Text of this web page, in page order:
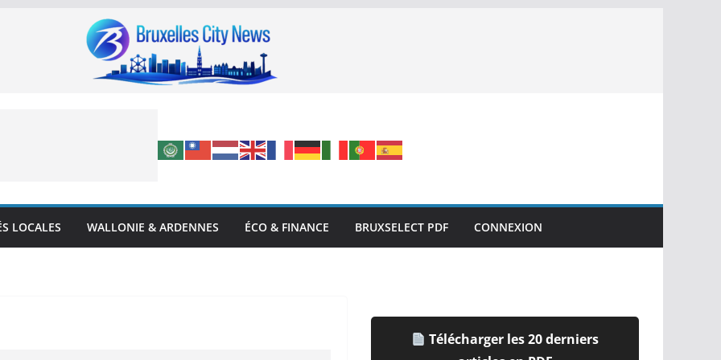
LOCALES WALLONIE & ARDENNES ÉCO & FINANCE BRUXSELECT PDF CONNEXION
Télécharger les 20 derniers